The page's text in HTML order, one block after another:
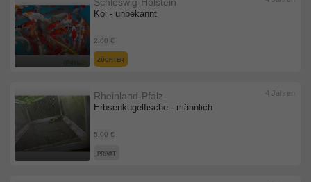
Koi - unbekannt
Schleswig-Holstein
2,00 €
ZÜCHTER
Erbsenkugelfische - männlich
Rheinland-Pfalz
5,00 €
4 Jahren
PRIVAT